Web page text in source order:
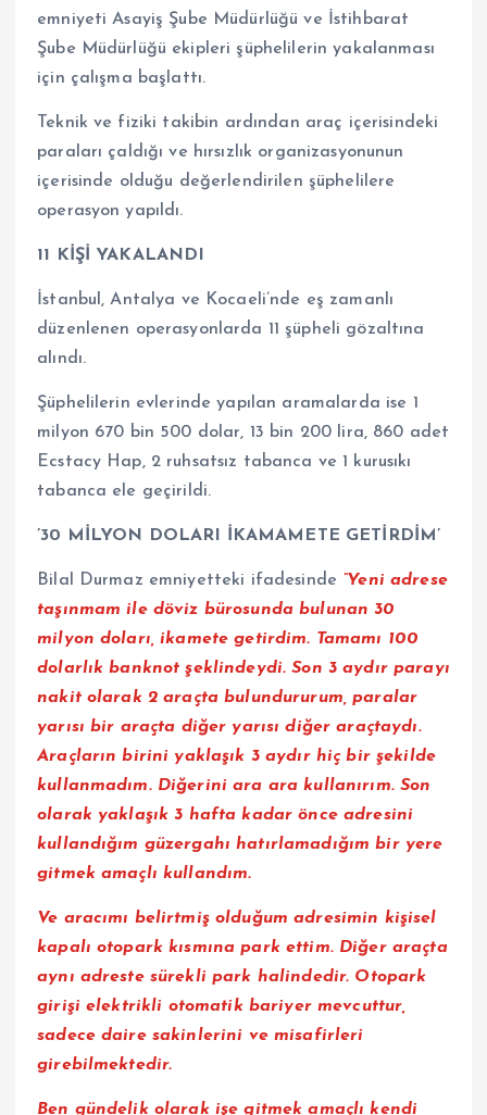
emniyeti Asayiş Şube Müdürlüğü ve İstihbarat
Şube Müdürlüğü ekipleri şüphelilerin yakalanması
için çalışma başlattı.
Teknik ve fiziki takibin ardından araç içerisindeki
paraları çaldığı ve hırsızlık organizasyonunun
içerisinde olduğu değerlendirilen şüphelilere
operasyon yapıldı.
11 KİŞİ YAKALANDI
İstanbul, Antalya ve Kocaeli’nde eş zamanlı
düzenlenen operasyonlarda 11 şüpheli gözaltına
alındı.
Şüphelilerin evlerinde yapılan aramalarda ise 1
milyon 670 bin 500 dolar, 13 bin 200 lira, 860 adet
Ecstacy Hap, 2 ruhsatsız tabanca ve 1 kurusıkı
tabanca ele geçirildi.
’30 MİLYON DOLARI İKAMAMETE GETİRDİM’
Bilal Durmaz emniyetteki ifadesinde “Yeni adrese
taşınmam ile döviz bürosunda bulunan 30
milyon doları, ikamete getirdim. Tamamı 100
dolarlık banknot şeklindeydi. Son 3 aydır parayı
nakit olarak 2 araçta bulundururum, paralar
yarısı bir araçta diğer yarısı diğer araçtaydı.
Araçların birini yaklaşık 3 aydır hiç bir şekilde
kullanmadım. Diğerini ara ara kullanırım. Son
olarak yaklaşık 3 hafta kadar önce adresini
kullandığım güzergahı hatırlamadığım bir yere
gitmek amaçlı kullandım.
Ve aracımı belirtmiş olduğum adresimin kişisel
kapalı otopark kısmına park ettim. Diğer araçta
aynı adreste sürekli park halindedir. Otopark
girişi elektrikli otomatik bariyer mevcuttur,
sadece daire sakinlerini ve misafirleri
girebilmektedir.
Ben gündelik olarak işe gitmek amaçlı kendi